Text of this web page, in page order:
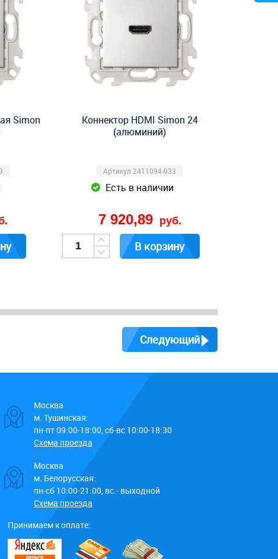
Simon
Коннектор HDMI Simon 24
(алюминий)
Артикул 2411094-033
Есть в наличии
7 920,89 руб.
В корзину
Следующий
Москва
м. Тушинская:
пн-пт 09:00-18:00, сб-вс 10:00-18:30
Схема проезда
Москва
м. Белорусская:
пн-сб 10:00-21:00, вс.- выходной
Схема проезда
Принимаем к оплате: